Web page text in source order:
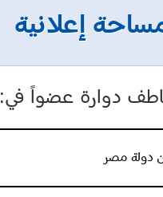
إعلانية
دوارة عضواً في:
دولة مصر